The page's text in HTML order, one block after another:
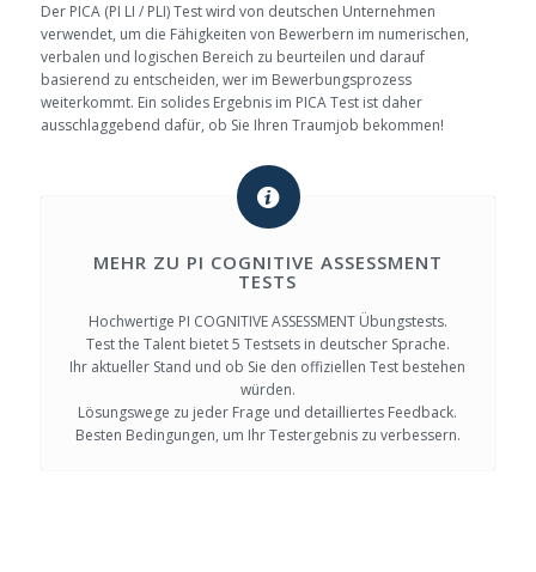
Der PICA (PI LI / PLI) Test wird von deutschen Unternehmen
verwendet, um die Fähigkeiten von Bewerbern im numerischen,
verbalen und logischen Bereich zu beurteilen und darauf
basierend zu entscheiden, wer im Bewerbungsprozess
weiterkommt. Ein solides Ergebnis im PICA Test ist daher
ausschlaggebend dafür, ob Sie Ihren Traumjob bekommen!
MEHR ZU PI COGNITIVE ASSESSMENT
TESTS
Hochwertige PI COGNITIVE ASSESSMENT Übungstests.
Test the Talent bietet 5 Testsets in deutscher Sprache.
Ihr aktueller Stand und ob Sie den offiziellen Test bestehen
würden.
Lösungswege zu jeder Frage und detailliertes Feedback.
Besten Bedingungen, um Ihr Testergebnis zu verbessern.